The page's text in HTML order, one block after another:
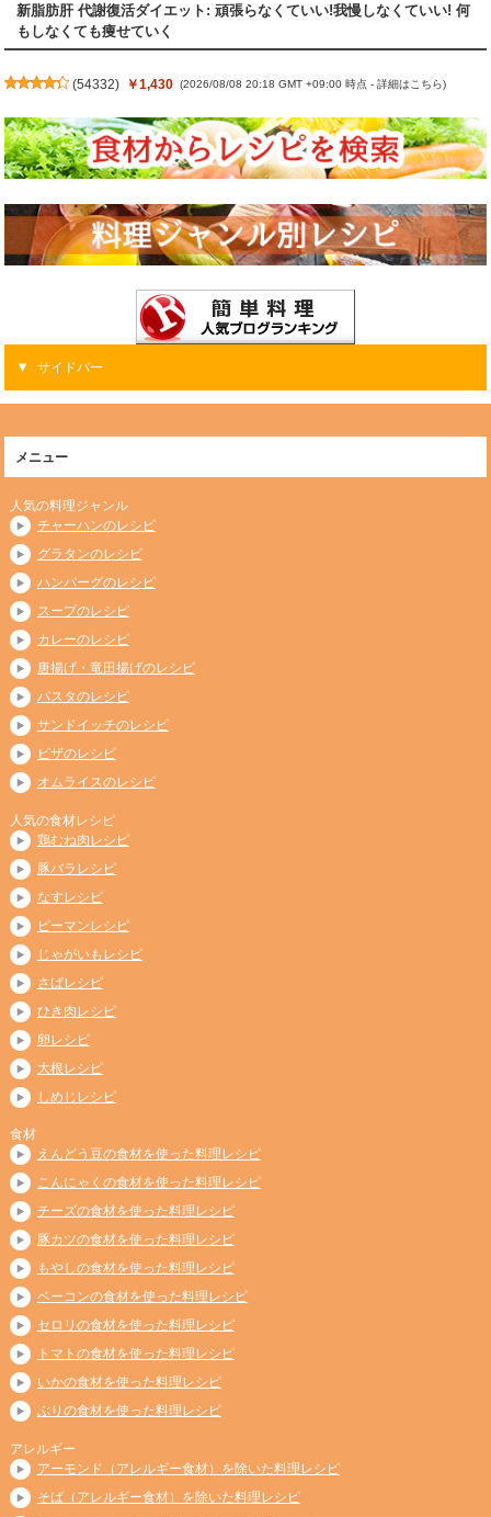
新脂肪肝 代謝復活ダイエット: 頑張らなくていい!我慢しなくていい! 何
もしなくても痩せていく
(54332) ￥1,430 (2026/08/08 20:18 GMT +09:00 時点 -詳細はこちら)
サイドバー
メニュー
人気の料理ジャンル
チャーハンのレシピ
グラタンのレシピ
ハンバーグのレシピ
スープのレシピ
カレーのレシピ
唐揚げ・竜田揚げのレシピ
パスタのレシピ
サンドイッチのレシピ
ピザのレシピ
オムライスのレシピ
人気の食材レシピ
鶏むね肉レシピ
豚バラレシピ
なすレシピ
ピーマンレシピ
じゃがいもレシピ
さばレシピ
ひき肉レシピ
卵レシピ
大根レシピ
しめじレシピ
食材
えんどう豆の食材を使った料理レシピ
こんにゃくの食材を使った料理レシピ
チーズの食材を使った料理レシピ
豚カツの食材を使った料理レシピ
もやしの食材を使った料理レシピ
ベーコンの食材を使った料理レシピ
セロリの食材を使った料理レシピ
トマトの食材を使った料理レシピ
いかの食材を使った料理レシピ
ぶりの食材を使った料理レシピ
アレルギー
アーモンド（アレルギー食材）を除いた料理レシピ
そば（アレルギー食材）を除いた料理レシピ